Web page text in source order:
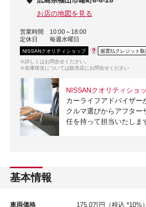
お店の地図を見る
営業時間
10:00～18:00
定休日
毎週水曜日
NISSANクオリティショップ
据置払クレジット取
※詳しくはお問合せください。
※在庫状況については販売店にお問合せください
NISSANクオリティショ
カーライフアドバイザー
クルマ選びからアフター
任を持って担当いたしま
基本情報
車両価格 175.0万円 （税込 *10%）